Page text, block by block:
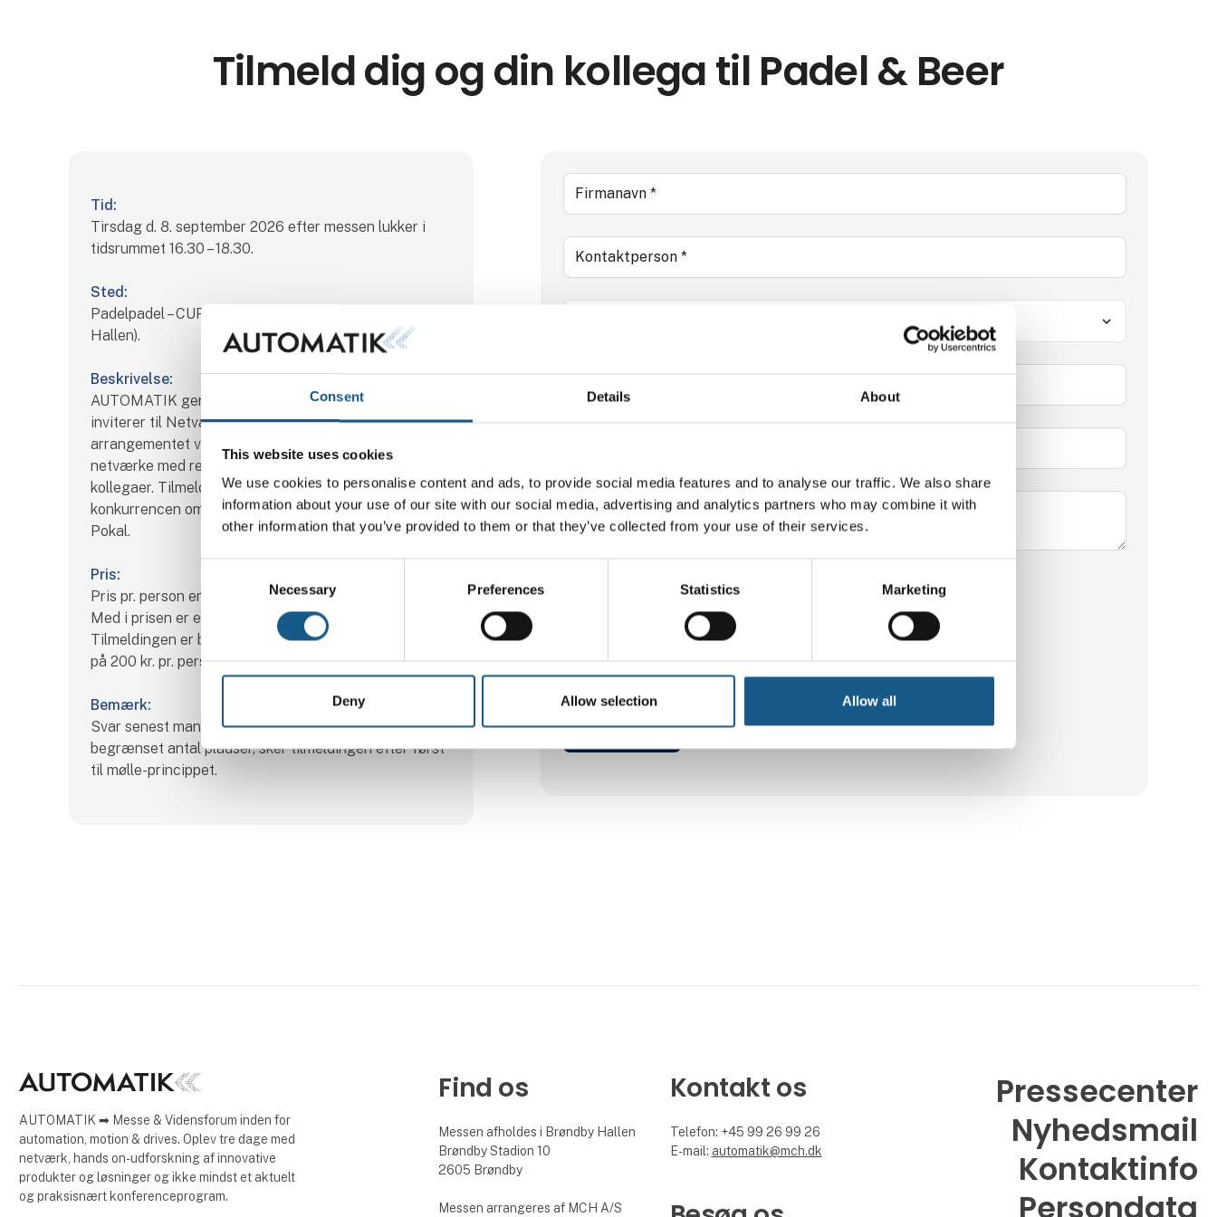
Consent Details About
This website uses cookies
We use cookies to personalise content and ads, to provide social media features and to analyse our traffic. We also share
information about your use of our site with our social media, advertising and analytics partners who may combine it with
other information that you’ve provided to them or that they’ve collected from your use of their services.
Selection
Necessary Preferences Statistics Marketing
Deny Allow selection Allow all
Tilmeld dig og din kollega til Padel & Beer
Tid:
Tirsdag d. 8. september 2026 efter messen lukker i
tidsrummet 16.30 – 18.30.
Sted:
Padelpadel – CUPRA ARENA (lige overfor Brøndby
Hallen).
Beskrivelse:
AUTOMATIK gentager succesen fra sidste gang og
inviterer til Netværks Padel & Beer. Under
arrangementet vil der være rig mulighed for at
netværke med resten af branchen eller med dine egne
kollegaer. Tilmeld jer allerede nu, så I kan være med i
konkurrencen om den eftertragtede AUTOMATIK
Pokal.
Pris:
Pris pr. person er kr. 299,- ekskl. moms.
Med i prisen er en øl og en bid mad.
Tilmeldingen er bindende og der er et no-show gebyr
på 200 kr. pr. person.
Bemærk:
Svar senest mandag d. 31. august. Da der er et
begrænset antal pladser, sker tilmeldingen efter først
til mølle-princippet.
Jeg har læst AUTOMATIKs Persondatapolitik.
Tilmeld
AUTOMATIK ➡ Messe & Vidensforum inden for
automation, motion & drives. Oplev tre dage med
netværk, hands on-udforskning af innovative
produkter og løsninger og ikke mindst et aktuelt
og praksisnært konferenceprogram.
Find os
Messen afholdes i Brøndby Hallen
Brøndby Stadion 10
2605 Brøndby
Messen arrangeres af MCH A/S
Kontakt os
Telefon: +45 99 26 99 26
E-mail: automatik@mch.dk
Pressecenter
Nyhedsmail
Kontaktinfo
Persondata